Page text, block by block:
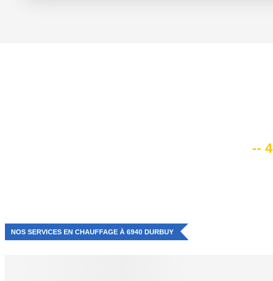
--
NOS SERVICES EN CHAUFFAGE À 6940 DURBUY